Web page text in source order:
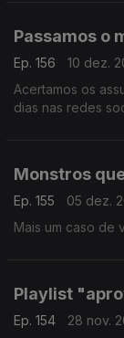
Passamos o
Ep. 156
10 dez.
Acertamos os
dias nas redes
Monstros
Ep. 155
05 dez.
Mais um caso de
Playlist
Ep. 154
28 nov.